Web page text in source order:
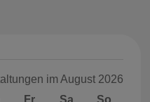
im August 2026
Donnerstag
Fr Freitag
Sa Samstag
So